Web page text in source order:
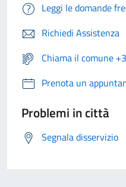
Leggi le domande
Richiedi Assistenza
Chiama il comune
Prenota un
Problemi in città
Segnala disservizio